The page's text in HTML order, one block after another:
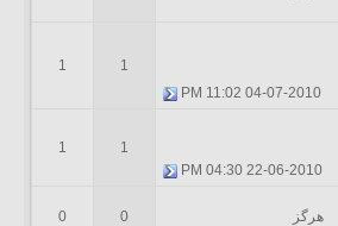
04-07-2010
11:02 PM
1
1
22-06-2010
04:30 PM
1
1
هرگز 0
0